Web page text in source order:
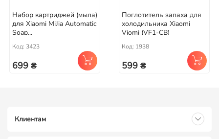
Набор картриджей (мыла)
для Xiaomi MiJia Automatic
Soap...
Код: 3423
699 ₴
Поглотитель запаха для
холодильника Xiaomi
Viomi (VF1-CB)
Код: 1938
599 ₴
Клиентам